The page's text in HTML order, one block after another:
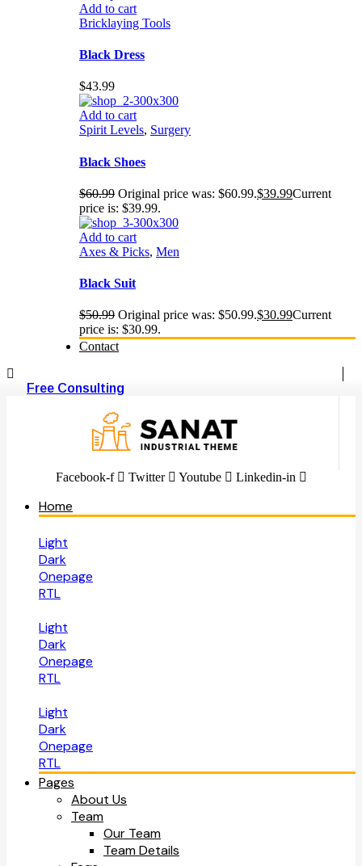
Add to cart
Bricklaying Tools
Black Dress
$43.99
Add to cart
Spirit Levels, Surgery
Black Shoes
$60.99 Original price was: $60.99.$39.99Current
price is: $39.99.
Add to cart
Axes & Picks, Men
Black Suit
$50.99 Original price was: $50.99.$30.99Current
price is: $30.99.
Contact
Free Consulting
Facebook-f Twitter Youtube Linkedin-in
Home
Light
Dark
Onepage
RTL
Light
Dark
Onepage
RTL
Light
Dark
Onepage
RTL
Pages
About Us
Team
Our Team
Team Details